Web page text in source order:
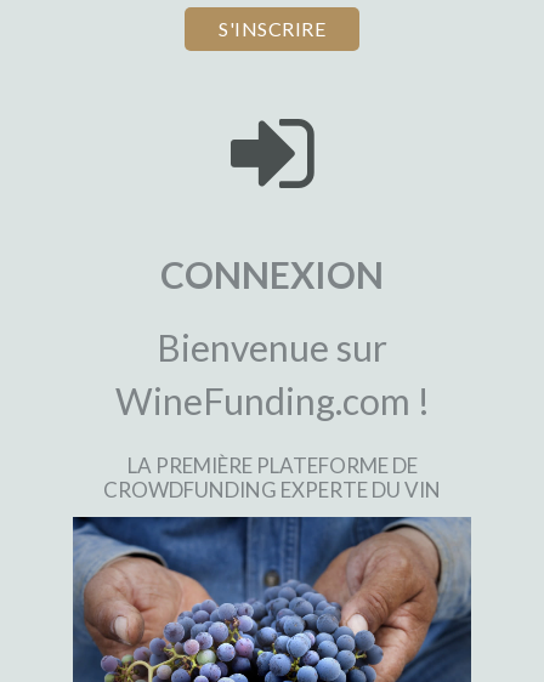
CONNEXION
Bienvenue sur
WineFunding.com !
LA PREMIÈRE PLATEFORME DE
CROWDFUNDING EXPERTE DU VIN